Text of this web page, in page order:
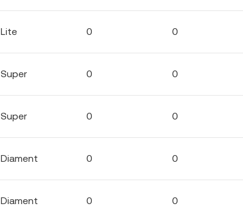
Lite 0 0
Super 0 0
Super 0 0
Diament 0 0
Diament 0 0